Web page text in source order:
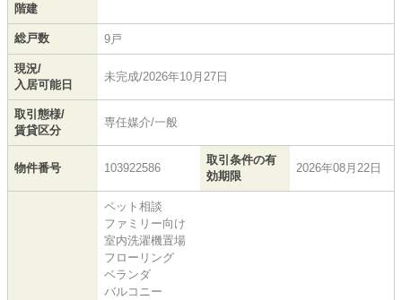
階建
総戸数 9戸
現況/
入居可能日
未完成/2026年10月27日
取引態様/
賃貸区分
専任媒介/一般
物件番号 103922586
取引条件の有
効期限
2026年08月22日
ペット相談
ファミリー向け
室内洗濯機置場
フローリング
ベランダ
バルコニー